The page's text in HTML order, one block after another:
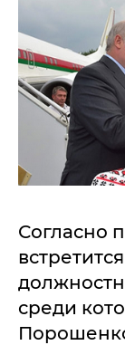
Согласно
среди